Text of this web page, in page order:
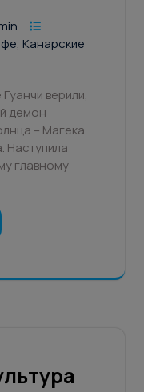
Канарские
верили,
демон
– Магека
Наступила
главному